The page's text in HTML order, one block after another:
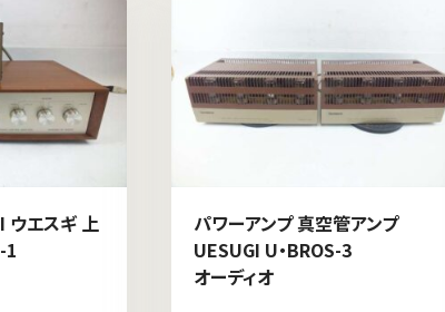
ウエスギ 上
1
パワーアンプ 真空管アンプ
UESUGI U・BROS-3
オーディオ